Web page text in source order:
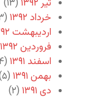
تیر ۱۳۹۲
(۱۳)
خرداد ۱۳۹۲
(۱۳)
اردیبهشت ۱۳۹۲
فروردین ۱۳۹۲
اسفند ۱۳۹۱
(۴)
بهمن ۱۳۹۱
(۵)
دی ۱۳۹۱
(۲)